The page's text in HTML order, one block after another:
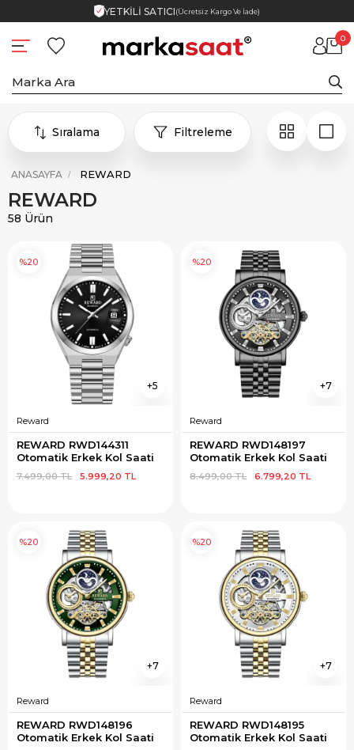
YETKİLİ SATICI(Ücretsiz Kargo Ve İade)
0
Filtreleme
Sıralama
ANASAYFA REWARD
REWARD
58 Ürün
5
Reward
REWARD RWD144311
Otomatik Erkek Kol Saati
5.999,20 TL
7.499,00 TL
%20
7
Reward
REWARD RWD148197
Otomatik Erkek Kol Saati
6.799,20 TL
8.499,00 TL
%20
7
Reward
REWARD RWD148196
Otomatik Erkek Kol Saati
%20
7
Reward
REWARD RWD148195
Otomatik Erkek Kol Saati
%20